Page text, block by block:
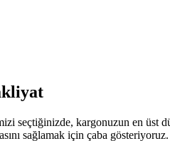
seçtiğinizde, kargonuzun en üst
sağlamak için çaba